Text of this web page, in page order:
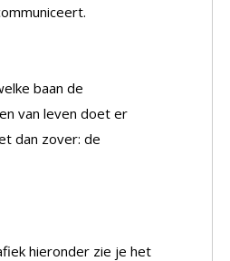
baan de
van leven doet er
dan zover: de
hieronder zie je het